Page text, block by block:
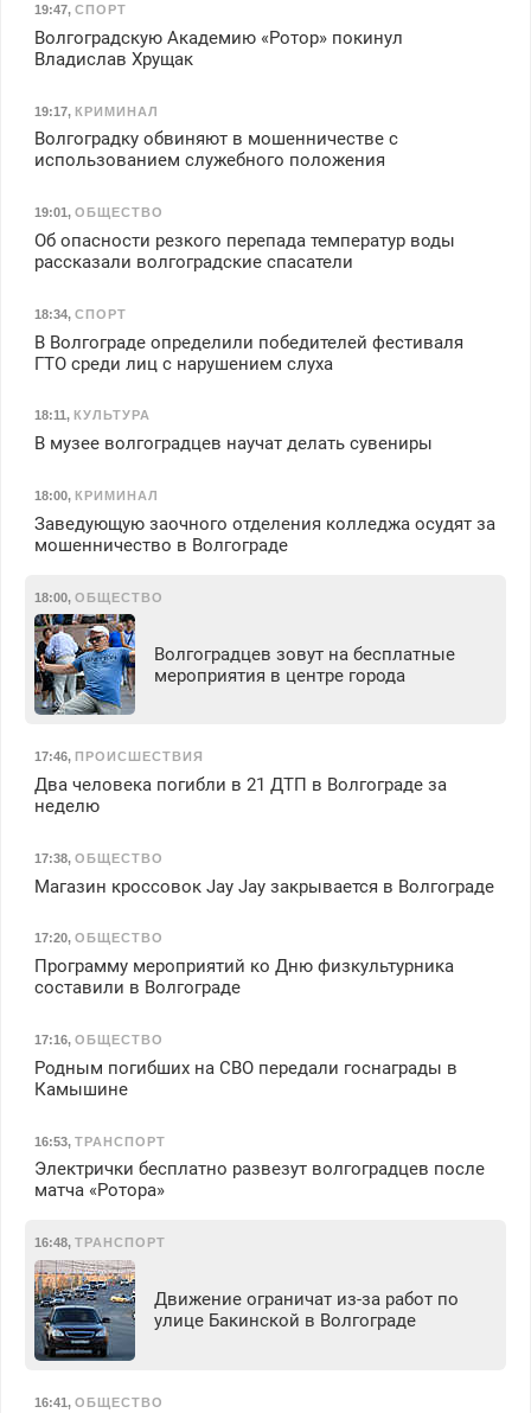
19:47, СПОРТ
Волгоградскую Академию «Ротор» покинул
Владислав Хрущак
19:17, КРИМИНАЛ
Волгоградку обвиняют в мошенничестве с
использованием служебного положения
19:01, ОБЩЕСТВО
Об опасности резкого перепада температур воды
рассказали волгоградские спасатели
18:34, СПОРТ
В Волгограде определили победителей фестиваля
ГТО среди лиц с нарушением слуха
18:11 , КУЛЬТУРА
В музее волгоградцев научат делать сувениры
18:00, КРИМИНАЛ
Заведующую заочного отделения колледжа осудят за
мошенничество в Волгограде
18:00, ОБЩЕСТВО
Волгоградцев зовут на бесплатные
мероприятия в центре города
17:46, ПРОИСШЕСТВИЯ
Два человека погибли в 21 ДТП в Волгограде за
неделю
17:38, ОБЩЕСТВО
Магазин кроссовок Jay Jay закрывается в Волгограде
17:20, ОБЩЕСТВО
Программу мероприятий ко Дню физкультурника
составили в Волгограде
17:16, ОБЩЕСТВО
Родным погибших на СВО передали госнаграды в
Камышине
16:53, ТРАНСПОРТ
Электрички бесплатно развезут волгоградцев после
матча «Ротора»
16:48, ТРАНСПОРТ
Движение ограничат из-за работ по
улице Бакинской в Волгограде
16:41, ОБЩЕСТВО